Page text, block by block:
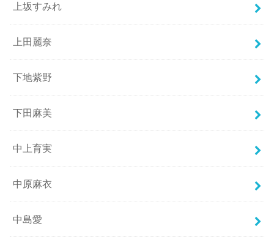
上坂すみれ
上田麗奈
下地紫野
下田麻美
中上育実
中原麻衣
中島愛